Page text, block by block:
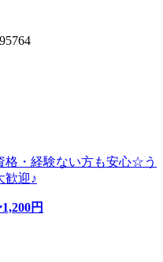
格・経験ない方も安心☆う
歓迎♪
1,200円